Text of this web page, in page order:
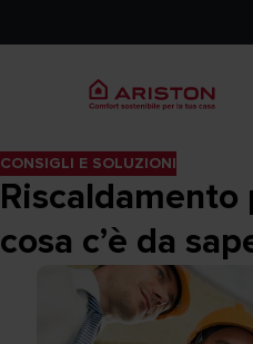
CONSIGLI E SOLUZIONI
Riscaldamento
cosa c’è da